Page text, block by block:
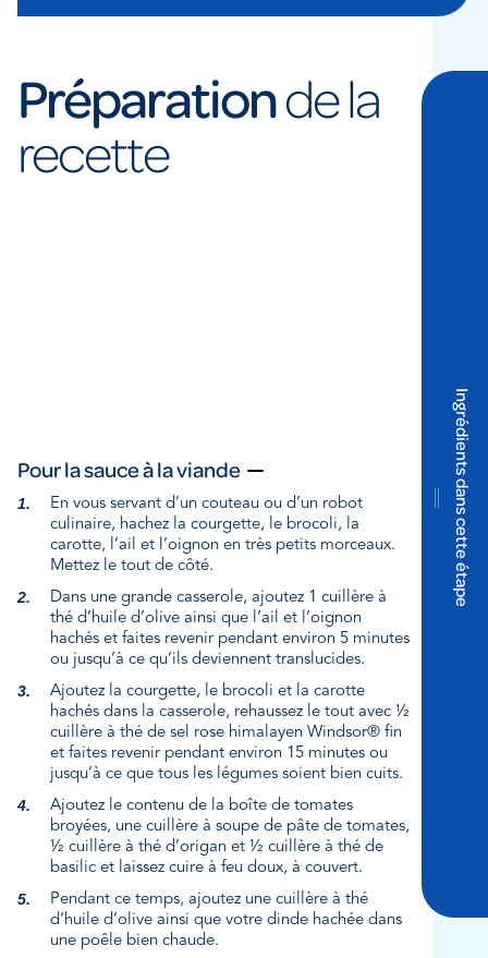
Préparationde la
recette
Pour la sauce à la viande
En vous servant d’un couteau ou d’un robot
culinaire, hachez la courgette, le brocoli, la
carotte, l’ail et l’oignon en très petits morceaux.
Mettez le tout de côté.
Dans une grande casserole, ajoutez 1 cuillère à
thé d’huile d’olive ainsi que l’ail et l’oignon
hachés et faites revenir pendant environ 5 minutes
ou jusqu’à ce qu’ils deviennent translucides.
Ajoutez la courgette, le brocoli et la carotte
hachés dans la casserole, rehaussez le tout avec ½
cuillère à thé de sel rose himalayen Windsor® fin
et faites revenir pendant environ 15 minutes ou
jusqu’à ce que tous les légumes soient bien cuits.
Ajoutez le contenu de la boîte de tomates
broyées, une cuillère à soupe de pâte de tomates,
½ cuillère à thé d’origan et ½ cuillère à thé de
basilic et laissez cuire à feu doux, à couvert.
Pendant ce temps, ajoutez une cuillère à thé
d’huile d’olive ainsi que votre dinde hachée dans
une poêle bien chaude.
Ingrédients dans cette étape